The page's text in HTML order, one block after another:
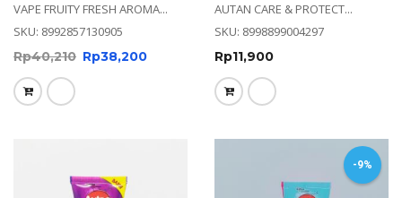
VAPE FRUITY FRESH AROMA...
SKU: 8992857130905
Rp40,210 Rp38,200
AUTAN CARE & PROTECT...
SKU: 8998899004297
Rp11,900
-9%